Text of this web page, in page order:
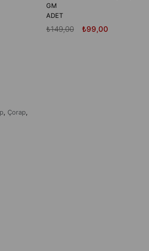
GM
ADET
₺99,00
₺149,00
, Çorap,